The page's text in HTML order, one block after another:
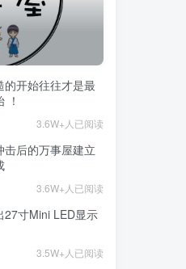
的开始往往才是最
！
3.6W+人已阅读
击后的万事屋建立
3.6W+人已阅读
27寸Mini LED显示
3.5W+人已阅读